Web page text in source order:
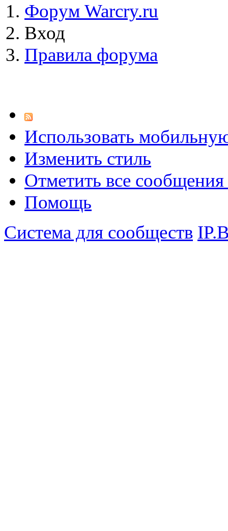
Форум Warcry.ru
Вход
Правила форума
Использовать
Изменить стиль
Отметить все
Помощь
Система для сообществ